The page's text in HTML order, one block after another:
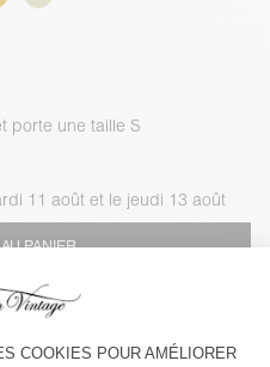
porte une taille S
11 août et le jeudi 13 août
PANIER
EN MAGASIN